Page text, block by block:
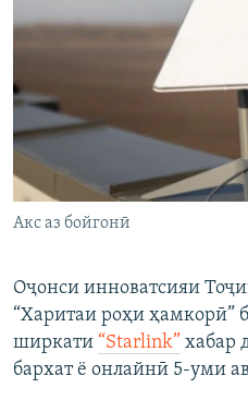
Акс аз бойгонӣ
Оҷонси инноватсияи
“Харитаи роҳи ҳамкорӣ”
ширкати “Starlink” хабар
бархат ё онлайнӣ 5-уми